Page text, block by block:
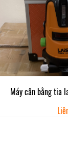
Máy cân bằng tia